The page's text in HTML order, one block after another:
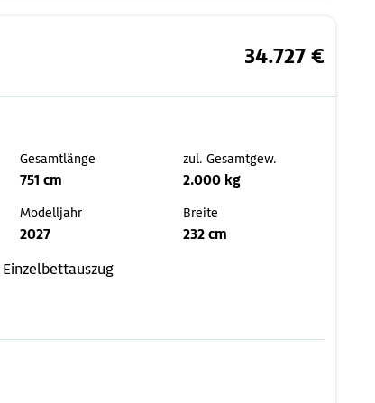
34.727 €
Gesamtlänge
751 cm
zul. Gesamtgew.
2.000 kg
Modelljahr
2027
Breite
232 cm
Einzelbettauszug